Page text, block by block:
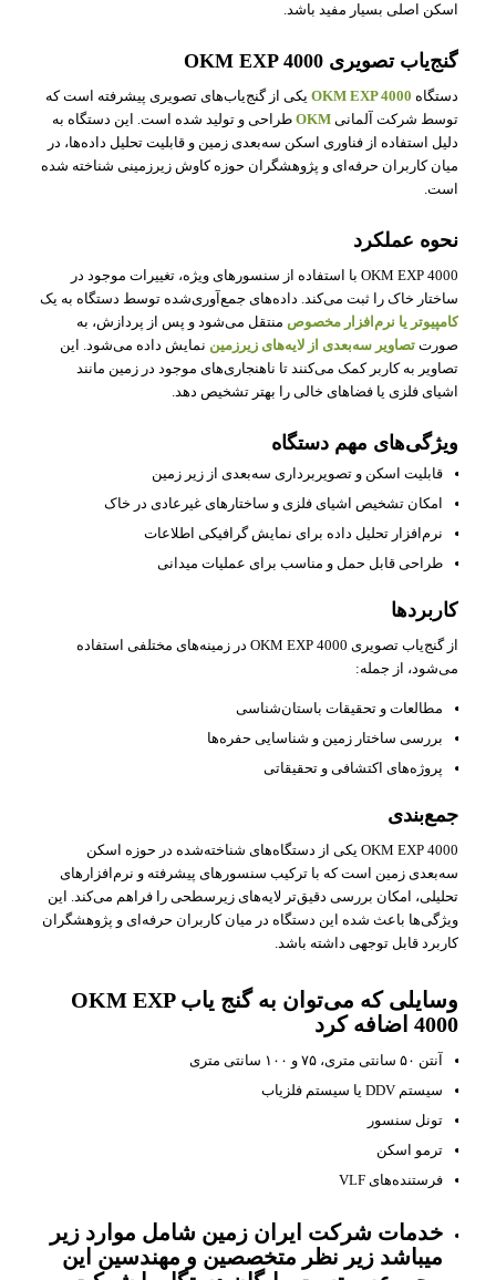
اسکن اصلی بسیار مفید باشد.
گنج‌یاب تصویری OKM EXP 4000
دستگاه OKM EXP 4000یکی از گنج‌یاب‌های تصویری پیشرفته است که
توسط شرکت آلمانی OKMطراحی و تولید شده است. این دستگاه به
دلیل استفاده از فناوری اسکن سه‌بعدی زمین و قابلیت تحلیل داده‌ها، در
میان کاربران حرفه‌ای و پژوهشگران حوزه کاوش زیرزمینی شناخته شده
است.
نحوه عملکرد
OKM EXP 4000 با استفاده از سنسورهای ویژه، تغییرات موجود در
ساختار خاک را ثبت می‌کند. داده‌های جمع‌آوری‌شده توسط دستگاه به یک
کامپیوتر یا نرم‌افزار مخصوص منتقل می‌شود و پس از پردازش، به
صورت تصاویر سه‌بعدی از لایه‌های زیرزمین نمایش داده می‌شود. این
تصاویر به کاربر کمک می‌کنند تا ناهنجاری‌های موجود در زمین مانند
اشیای فلزی یا فضاهای خالی را بهتر تشخیص دهد.
ویژگی‌های مهم دستگاه
قابلیت اسکن و تصویربرداری سه‌بعدی از زیر زمین
امکان تشخیص اشیای فلزی و ساختارهای غیرعادی در خاک
نرم‌افزار تحلیل داده برای نمایش گرافیکی اطلاعات
طراحی قابل حمل و مناسب برای عملیات میدانی
کاربردها
از گنج‌یاب تصویری OKM EXP 4000 در زمینه‌های مختلفی استفاده
می‌شود، از جمله:
مطالعات و تحقیقات باستان‌شناسی
بررسی ساختار زمین و شناسایی حفره‌ها
پروژه‌های اکتشافی و تحقیقاتی
جمع‌بندی
OKM EXP 4000 یکی از دستگاه‌های شناخته‌شده در حوزه اسکن
سه‌بعدی زمین است که با ترکیب سنسورهای پیشرفته و نرم‌افزارهای
تحلیلی، امکان بررسی دقیق‌تر لایه‌های زیرسطحی را فراهم می‌کند. این
ویژگی‌ها باعث شده این دستگاه در میان کاربران حرفه‌ای و پژوهشگران
کاربرد قابل توجهی داشته باشد.
وسایلی که می‌توان به گنج یاب OKM EXP
4000 اضافه کرد
آنتن ۵۰ سانتی متری، ۷۵ و ۱۰۰ سانتی متری
سیستم DDV یا سیستم فلزیاب
تونل سنسور
ترمو اسکن
فرستنده‌های VLF
خدمات شرکت ایران زمین شامل موارد زیر
میباشد زیر نظر متخصصین و مهندسین این